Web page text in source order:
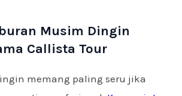
Musim Dingin
Callista Tour
memang paling seru jika